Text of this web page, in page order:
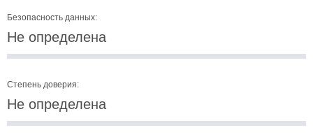
Безопасность данных:
Не определена
Степень доверия:
Не определена